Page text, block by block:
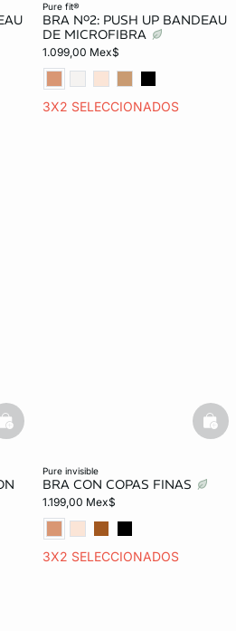
pure fit®
BRA Nº2: PUSH UP BANDEAU
DE MICROFIBRA
1.099,00 Mex$
3X2 SELECCIONADOS
basketfull
pure invisible
BRA CON COPAS FINAS
1.199,00 Mex$
3X2 SELECCIONADOS